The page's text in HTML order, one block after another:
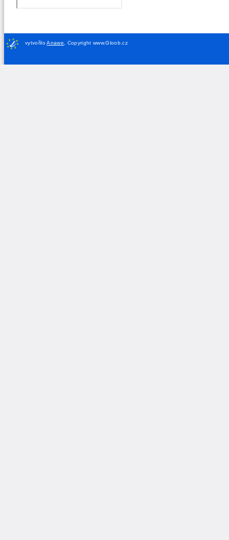
vytvořiloAnawe Copyright www.Gloob.cz